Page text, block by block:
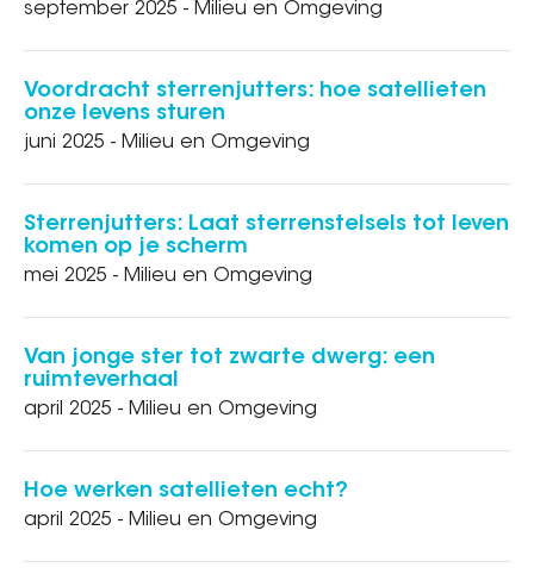
september 2025 - Milieu en Omgeving
Voordracht sterrenjutters: hoe satellieten
onze levens sturen
juni 2025 - Milieu en Omgeving
Sterrenjutters: Laat sterrenstelsels tot leven
komen op je scherm
mei 2025 - Milieu en Omgeving
Van jonge ster tot zwarte dwerg: een
ruimteverhaal
april 2025 - Milieu en Omgeving
Hoe werken satellieten echt?
april 2025 - Milieu en Omgeving